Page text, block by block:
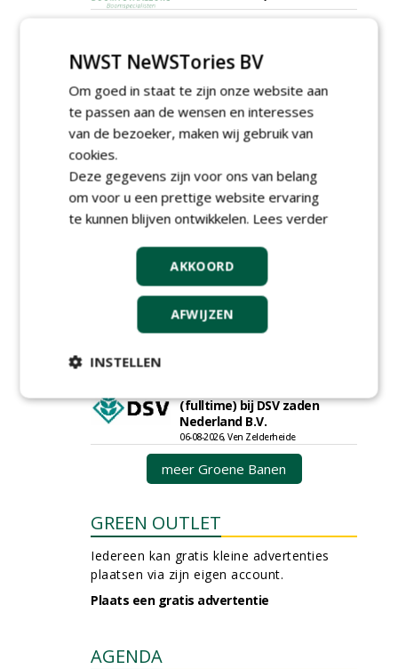
22-07-2026, Udenhout
Rayon- account manager
Nederland; regio Noord &
regio Zuid
18-06-2026, Noord & regio Zuid
ETW bij Weijtmans
04-05-2026
Proefveldmedewerker/
landbouwmachines bij DSV
zaden Nederland B.V.
06-08-2026, Ven-Zelderheide
Kasmedewerker (fulltime) bij
DSV zaden Nederland B.V.
(fulltime) bij DSV zaden
Nederland B.V.
06-08-2026, Ven Zelderheide
meer Groene Banen
GREEN OUTLET
Iedereen kan gratis kleine advertenties
plaatsen via zijn eigen account.
Plaats een gratis advertentie
AGENDA
NWST NeWSTories BV
Om goed in staat te zijn onze website aan
te passen aan de wensen en interesses
van de bezoeker, maken wij gebruik van
cookies.
Deze gegevens zijn voor ons van belang
om voor u een prettige website ervaring
te kunnen blijven ontwikkelen. Lees verder
AKKOORD
AFWIJZEN
INSTELLEN